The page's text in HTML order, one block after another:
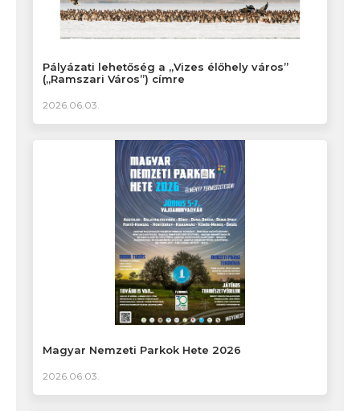
Pályázati lehetőség a „Vizes élőhely város”
(„Ramszari Város”) címre
2026.06.03.
Magyar Nemzeti Parkok Hete 2026
2026.06.03.